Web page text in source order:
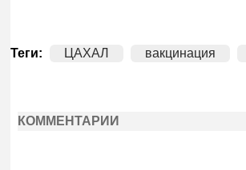
Теги: ЦАХАЛ вакцинация
КОММЕНТАРИИ